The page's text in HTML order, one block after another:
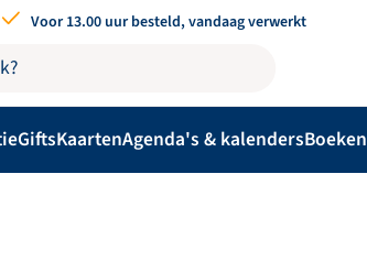
Voor 13.00 uur besteld, vandaag verwerkt
GiftsKaartenAgenda's & kalendersBoeken